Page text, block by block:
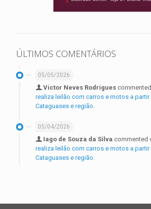
ÚLTIMOS COMENTÁRIOS
05/05/2026
Victor Neves Rodrigues
realiza leilão com carros e motos a partir
Cataguases e região.
05/04/2026
Iago de Souza da Silva commented
realiza leilão com carros e motos a partir
Cataguases e região.